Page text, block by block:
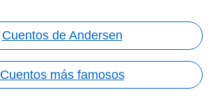
Cuentos de Andersen
Cuentos más famosos